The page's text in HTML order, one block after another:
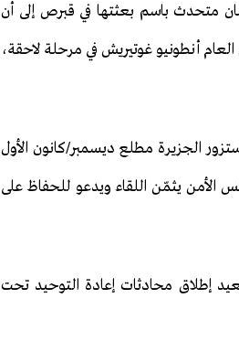
متحدث باسم بعثتها في قبرص إلى أن
أنطونيو غوتيريش في مرحلة لاحقة،
الجزيرة مطلع ديسمبر/كانون الأول
الأمن يثمّن اللقاء ويدعو للحفاظ على
إطلاق محادثات إعادة التوحيد تحت